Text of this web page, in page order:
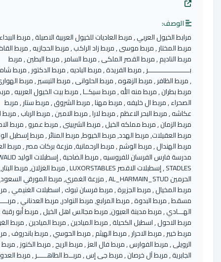
الخيول العربي , مربط العاديات للخيول العربية الاصيلة , مربط البيداء ,
المختار , مربط موسى , مربط زاد الراكب , مربط الحجازيه , مربط القاضى ,
الناديم , مربط القصر الملكى , مربط السامر , مربط البطين , مربط
, مربط الفريدة , مربط الباديه , مربط الدكتور , مربط شامبليون
الظافر , مربط الزهوه , مربط الحلوانى , مربط التيسير , مربط الهوارى ,
بطران , مربط منه الله , مربط سيكــا , مربط بيت الخيول العربيه , مربط نجم
, مربط ال خليفه , مربط مهنا , مربط الشروق , مربط ستار , مربط
, مربط البحر الاعظم , مربط لارا , مربط الامين , مربط الرباب , مربط الدار ,
الزمان , مربط مملكه الخيل , مربط الشربينى , مربط عمرو , مربط الاصاله ,
العقيلات, مربط الهدد, مربط الخيوط, مربط المنائر , مربط إسطبل الواحة ,
الهندال , مربط الوشم , مربط الرحمانية, مزرعة بركات مصر , مربط العنزي ,
مدرسة فارس الفرسان للفروسيه , مربط الضاحية , إسطبلات الوليد ALWALID
STADLES , إسطبلات الاقصر LUXORSTABLES , مربط الغزلان, مربط البتار, مربط
الحرمين AL_HARMAIN_STUD , مزرعة الغمري, مربط المورقي السعودية ,
المخيال , مربط الجزيرة , مربط فرسان تبوك , اسطبلات الغنيمي , مربط
, مربط البدوة , مربط المرابع, مربط النوادر, مربط العدناني , مربــــط
, مربط مدينة العيون, مربط مجالس اهل الخيل , مربط أبو رقبة ,
الاحول , اسطبل الكحيلة , مربط الميادين , مربط الميادين , مربط الغرير ,
خيبر , مربط الاحرار , مربط الهيثم , مربط الحوسي , مربط باندروف , مربط
, مربط الفوارس , مربط فال العز , مربط الريح , مربط الكنوز , مربط
, مربط آل خرصان , مربط جى إس , مربــط الطاهـــــر , مربط العدواني ,